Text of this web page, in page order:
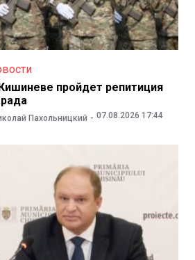
пройдет репитиция
Пахольницкий 07.08.2026 17:44